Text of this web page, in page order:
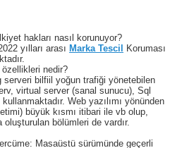
hakları nasıl korunuyor?
yılları arası Marka Tescil
Koruması
özellikleri nedir?
bilfiil yoğun trafiği yönetebilen
virtual server (sanal sunucu), Sql
Web yazılımı yönünden
büyük kısmı itibari ile vb olup,
bölümleri de vardır.
Masaüstü sürümünde geçerli